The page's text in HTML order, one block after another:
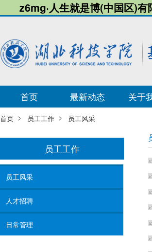
z6mg·人生就是博(中国区)有
首页 最新动态 关于
首页 > 员工工作 > 员工风采
员工工作
员工风采
人才招聘
日常管理